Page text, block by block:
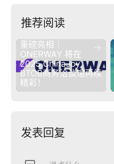
推荐阅读
重磅亮相｜
ONERWAY 将在
2025 ChinaJoy
BTOB商务洽谈馆再续
精彩！
发表回复